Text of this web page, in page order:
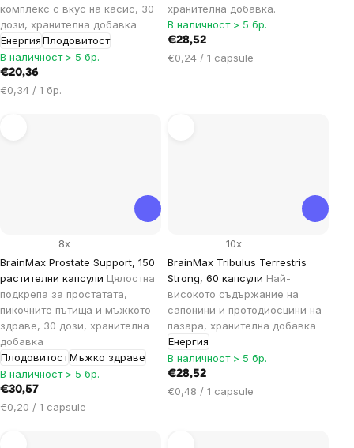
комплекс с вкус на касис, 30
дози, хранителна добавка
ЕнергияПлодовитост
В наличност > 5 бр.
€20,36
Цена
€0,34 / 1 бр.
хранителна добавка.
В наличност > 5 бр.
€28,52
Цена
€0,24 / 1 capsule
BrainMax Prostate Support, 150
растителни капсули Цялостна
подкрепа за простатата,
пикочните пътища и мъжкото
здраве, 30 дози, хранителна
добавка
ПлодовитостМъжко здраве
8x
В наличност > 5 бр.
€30,57
Цена
€0,20 / 1 capsule
BrainMax Tribulus Terrestris
Strong, 60 капсули Най-
високото съдържание на
сапонини и протодиосцини на
пазара, хранителна добавка
Енергия
10x
В наличност > 5 бр.
€28,52
Цена
€0,48 / 1 capsule